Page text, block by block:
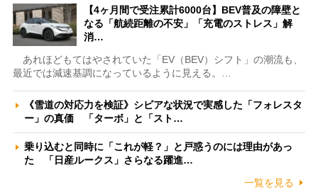
【4ヶ月間で受注累計6000台】BEV普及の障壁と
なる「航続距離の不安」「充電のストレス」解
消…
あれほどもてはやされていた「EV（BEV）シフト」の潮流も、
最近では減速基調になっているように見える。…
《雪道の対応力を検証》シビアな状況で実感した「フォレスタ
ー」の真価 「ターボ」と「スト…
乗り込むと同時に「これが軽？」と戸惑うのには理由があっ
た 「日産ルークス」さらなる躍進…
一覧を見る